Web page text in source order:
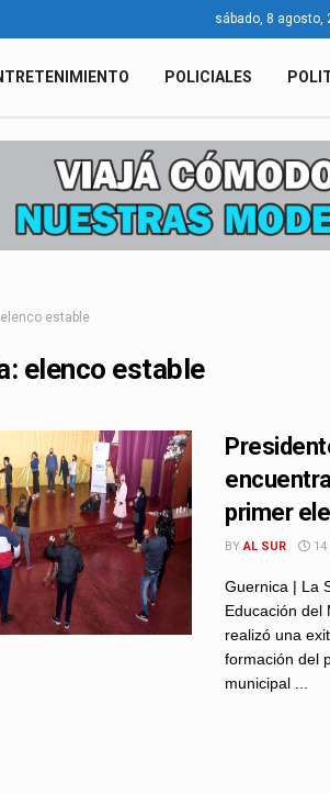
sábado, 8 agosto,
POLICIALES
elenco estable
elenco estable
primer
BY AL SUR 14
Guernica | La
Educación del
realizó una
formación del
municipal ...